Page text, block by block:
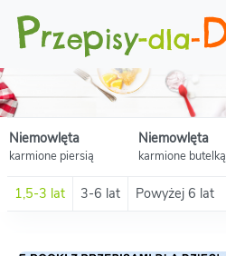
Niemowlęta
karmione piersią
Niemowlęta
karmione butelką
1,5-3 lat 3-6 lat Powyżej 6 lat